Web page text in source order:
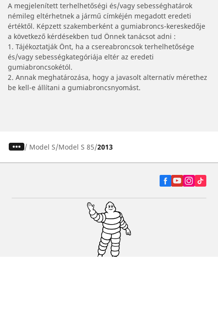
A megjelenített terhelhetőségi és/vagy sebességhatárok
némileg eltérhetnek a jármű címkéjén megadott eredeti
értéktől. Képzett szakemberként a gumiabroncs-kereskedője
a következő kérdésekben tud Önnek tanácsot adni :
1. Tájékoztatják Önt, ha a csereabroncsok terhelhetősége
és/vagy sebességkategóriája eltér az eredeti
gumiabroncsokétól.
2. Annak meghatározása, hogy a javasolt alternatív mérethez
be kell-e állítani a gumiabroncsnyomást.
/ Model S Model S 85 2013